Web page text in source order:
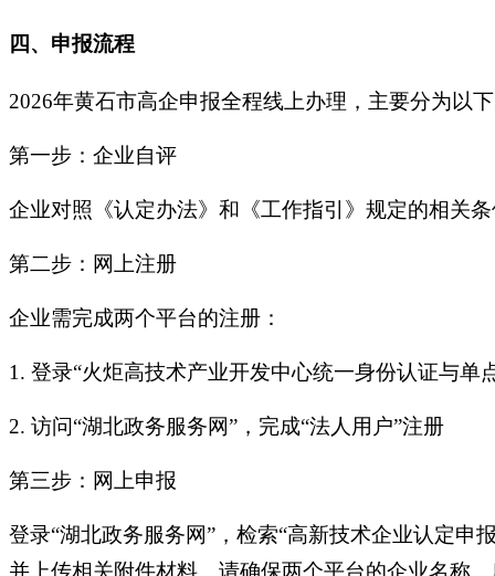
四、申报流程
2026年黄石市高企申报全程线上办理，主要分为以
第一步：企业自评
企业对照《认定办法》和《工作指引》规定的相关
第二步：网上注册
企业需完成两个平台的注册：
1. 登录“火炬高技术产业开发中心统一身份认证与单
2. 访问“湖北政务服务网”，完成“法人用户”注册
第三步：网上申报
登录“湖北政务服务网”，检索“高新技术企业认定申
并上传相关附件材料。请确保两个平台的企业名称